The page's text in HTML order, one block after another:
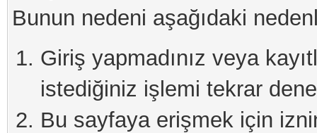
Bunun nedeni aşağıdaki
Giriş yapmadınız veya
istediğiniz işlemi tekrar
Bu sayfaya erişmek için